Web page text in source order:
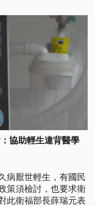
協助輕生違背醫學
病厭世輕生，有國民
策須檢討，也要求衛
此衛福部長薛瑞元表